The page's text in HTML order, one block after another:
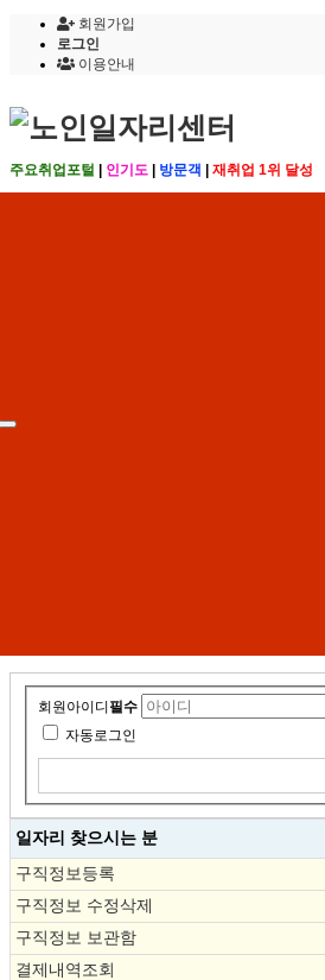
회원가입
로그인
이용안내
주요취업포털 인기도 방문객 재취업 1위 달성
회원아이디 필수
자동로그인
일자리 찾으시는 분
구직정보등록
구직정보 수정삭제
구직정보 보관함
결제내역조회